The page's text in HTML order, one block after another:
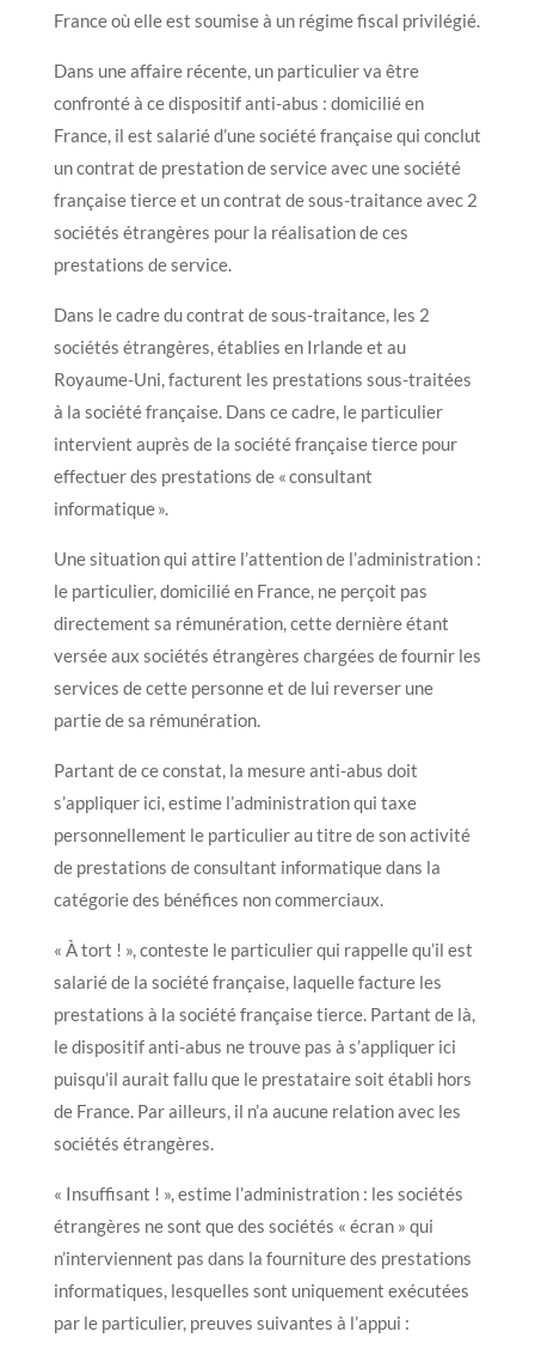
France où elle est soumise à un régime fiscal privilégié.
Dans une affaire récente, un particulier va être
confronté à ce dispositif anti-abus : domicilié en
France, il est salarié d’une société française qui conclut
un contrat de prestation de service avec une société
française tierce et un contrat de sous-traitance avec 2
sociétés étrangères pour la réalisation de ces
prestations de service.
Dans le cadre du contrat de sous-traitance, les 2
sociétés étrangères, établies en Irlande et au
Royaume-Uni, facturent les prestations sous-traitées
à la société française. Dans ce cadre, le particulier
intervient auprès de la société française tierce pour
effectuer des prestations de « consultant
informatique ».
Une situation qui attire l’attention de l’administration :
le particulier, domicilié en France, ne perçoit pas
directement sa rémunération, cette dernière étant
versée aux sociétés étrangères chargées de fournir les
services de cette personne et de lui reverser une
partie de sa rémunération.
Partant de ce constat, la mesure anti-abus doit
s’appliquer ici, estime l’administration qui taxe
personnellement le particulier au titre de son activité
de prestations de consultant informatique dans la
catégorie des bénéfices non commerciaux.
« À tort ! », conteste le particulier qui rappelle qu’il est
salarié de la société française, laquelle facture les
prestations à la société française tierce. Partant de là,
le dispositif anti-abus ne trouve pas à s’appliquer ici
puisqu’il aurait fallu que le prestataire soit établi hors
de France. Par ailleurs, il n’a aucune relation avec les
sociétés étrangères.
« Insuffisant ! », estime l’administration : les sociétés
étrangères ne sont que des sociétés « écran » qui
n’interviennent pas dans la fourniture des prestations
informatiques, lesquelles sont uniquement exécutées
par le particulier, preuves suivantes à l’appui :